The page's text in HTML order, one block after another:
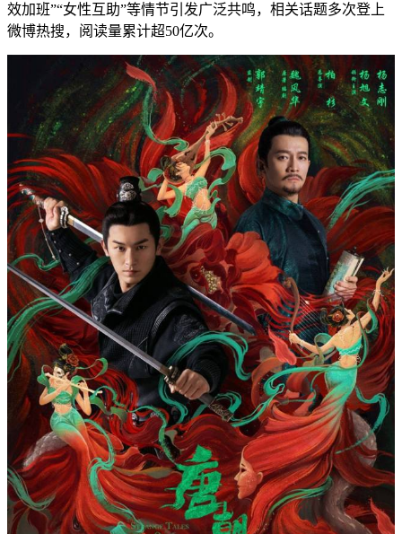
效加班”“女性互助”等情节引发广泛共鸣，相关话题多次登上
微博热搜，阅读量累计超50亿次。